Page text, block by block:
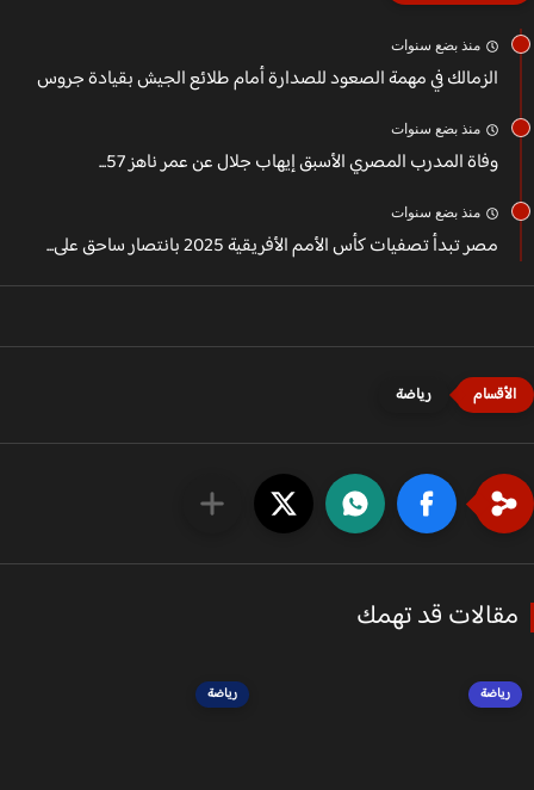
منذ بضع سنوات
الزمالك في مهمة الصعود للصدارة أمام طلائع الجيش بقيادة جروس
منذ بضع سنوات
وفاة المدرب المصري الأسبق إيهاب جلال عن عمر ناهز 57...
منذ بضع سنوات
مصر تبدأ تصفيات كأس الأمم الأفريقية 2025 بانتصار ساحق على...
رياضة
قد تهمك
رياضة رياضة